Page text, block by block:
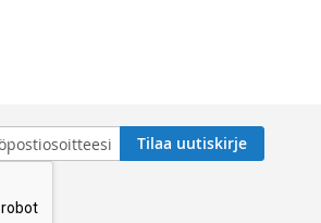
Tilaa uutiskirje